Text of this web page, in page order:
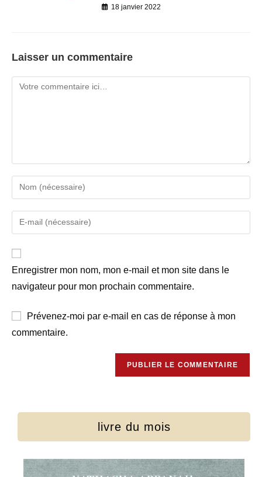
18 janvier 2022
Laisser un commentaire
Enregistrer mon nom, mon e-mail et mon site dans le
navigateur pour mon prochain commentaire.
Prévenez-moi par e-mail en cas de réponse à mon
commentaire.
livre du mois